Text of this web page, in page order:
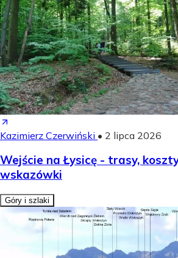
Kazimierz Czerwiński • 2 lipca 2026
Wejście na Łysicę - trasy,
wskazówki
Góry i szlaki